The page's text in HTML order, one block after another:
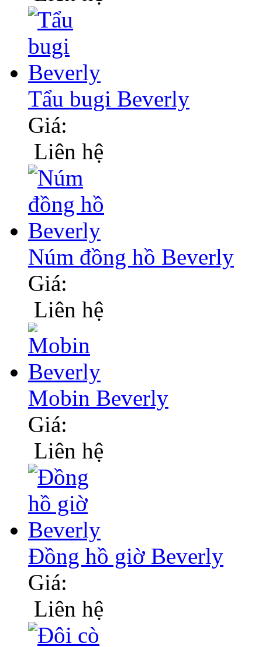
Tẩu bugi Beverly
Giá:
Liên hệ
Núm đồng hồ Beverly
Giá:
Liên hệ
Mobin Beverly
Giá:
Liên hệ
Đồng hồ giờ Beverly
Giá:
Liên hệ